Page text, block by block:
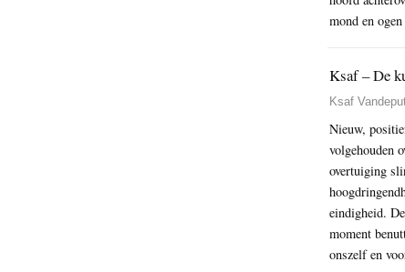
mond en
Ksaf – De
Ksaf
Nieuw,
volgehouden
overtuiging
eindigheid.
moment
onszelf en